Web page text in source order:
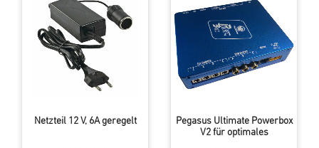
Netzteil 12 V, 6A geregelt
Pegasus Ultimate Powerbox
V2 für optimales